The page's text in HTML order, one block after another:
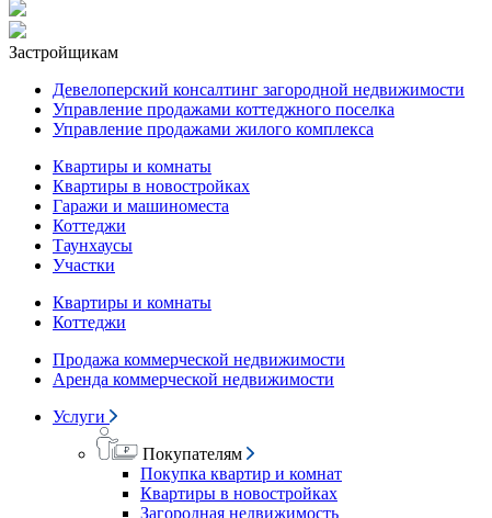
Застройщикам
Девелоперский консалтинг загородной недвижимости
Управление продажами коттеджного поселка
Управление продажами жилого комплекса
Квартиры и комнаты
Квартиры в новостройках
Гаражи и машиноместа
Коттеджи
Таунхаусы
Участки
Квартиры и комнаты
Коттеджи
Продажа коммерческой недвижимости
Аренда коммерческой недвижимости
Услуги
Покупателям
Покупка квартир и комнат
Квартиры в новостройках
Загородная недвижимость